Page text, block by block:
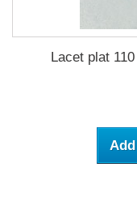
Lacet plat